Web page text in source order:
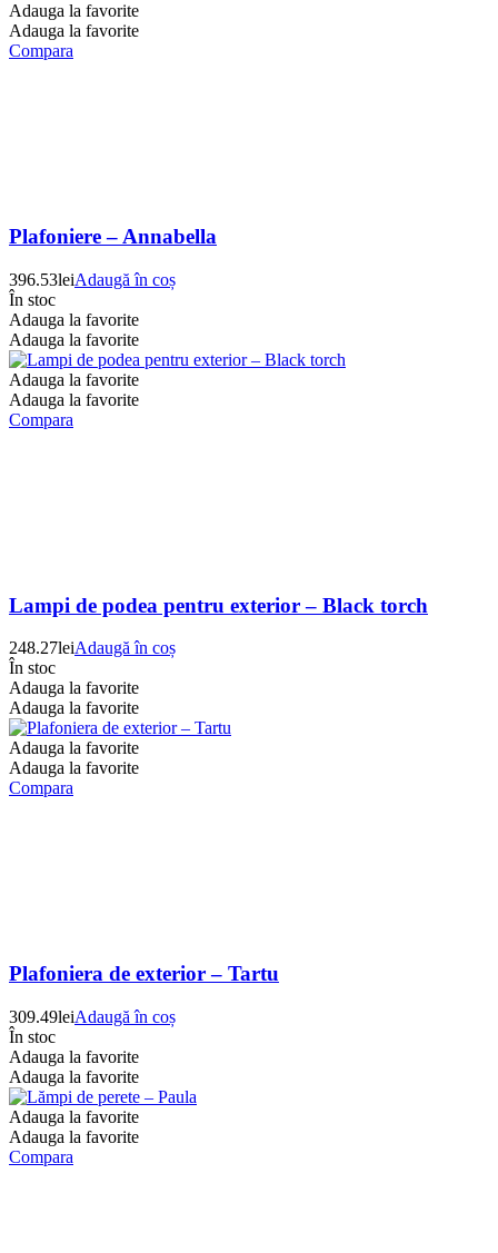
Adauga la favorite
Adauga la favorite
Compara
Plafoniere – Annabella
396.53leiAdaugă în coș
În stoc
Adauga la favorite
Adauga la favorite
Adauga la favorite
Adauga la favorite
Compara
Lampi de podea pentru exterior – Black torch
248.27leiAdaugă în coș
În stoc
Adauga la favorite
Adauga la favorite
Adauga la favorite
Adauga la favorite
Compara
Plafoniera de exterior – Tartu
309.49leiAdaugă în coș
În stoc
Adauga la favorite
Adauga la favorite
Adauga la favorite
Adauga la favorite
Compara